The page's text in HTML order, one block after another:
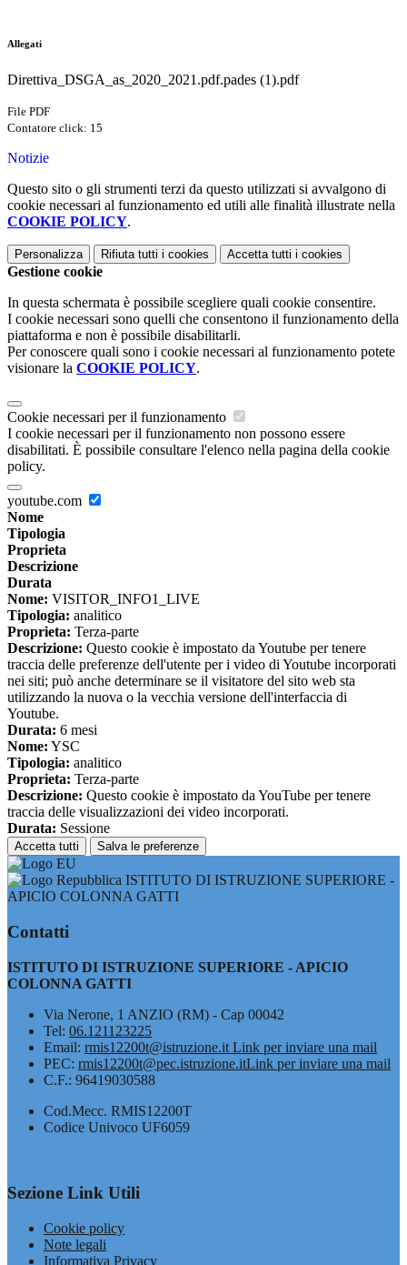
Allegati
Direttiva_DSGA_as_2020_2021.pdf.pades (1).pdf
File PDF
Contatore click: 15
Notizie
Questo sito o gli strumenti terzi da questo utilizzati si avvalgono di
cookie necessari al funzionamento ed utili alle finalità illustrate nella
COOKIE POLICY.
Personalizza Rifiuta tutti i cookies Accetta tutti i cookies
Gestione cookie
In questa schermata è possibile scegliere quali cookie consentire.
I cookie necessari sono quelli che consentono il funzionamento della
piattaforma e non è possibile disabilitarli.
Per conoscere quali sono i cookie necessari al funzionamento potete
visionare la COOKIE POLICY.
Cookie necessari per il funzionamento
I cookie necessari per il funzionamento non possono essere
disabilitati. È possibile consultare l'elenco nella pagina della cookie
policy.
youtube.com
Nome
Tipologia
Proprieta
Descrizione
Durata
Nome: VISITOR_INFO1_LIVE
Tipologia: analitico
Proprieta: Terza-parte
Descrizione: Questo cookie è impostato da Youtube per tenere
traccia delle preferenze dell'utente per i video di Youtube incorporati
nei siti; può anche determinare se il visitatore del sito web sta
utilizzando la nuova o la vecchia versione dell'interfaccia di
Youtube.
Durata: 6 mesi
Nome: YSC
Tipologia: analitico
Proprieta: Terza-parte
Descrizione: Questo cookie è impostato da YouTube per tenere
traccia delle visualizzazioni dei video incorporati.
Durata: Sessione
Accetta tutti Salva le preferenze
ISTITUTO DI ISTRUZIONE SUPERIORE -
APICIO COLONNA GATTI
Contatti
ISTITUTO DI ISTRUZIONE SUPERIORE - APICIO
COLONNA GATTI
Via Nerone, 1 ANZIO (RM) - Cap 00042
Tel: 06.121123225
Email: rmis12200t@istruzione.it Link per inviare una mail
PEC: rmis12200t@pec.istruzione.itLink per inviare una mail
C.F.: 96419030588
Cod.Mecc. RMIS12200T
Codice Univoco UF6059
Sezione Link Utili
Cookie policy
Note legali
Informativa Privacy